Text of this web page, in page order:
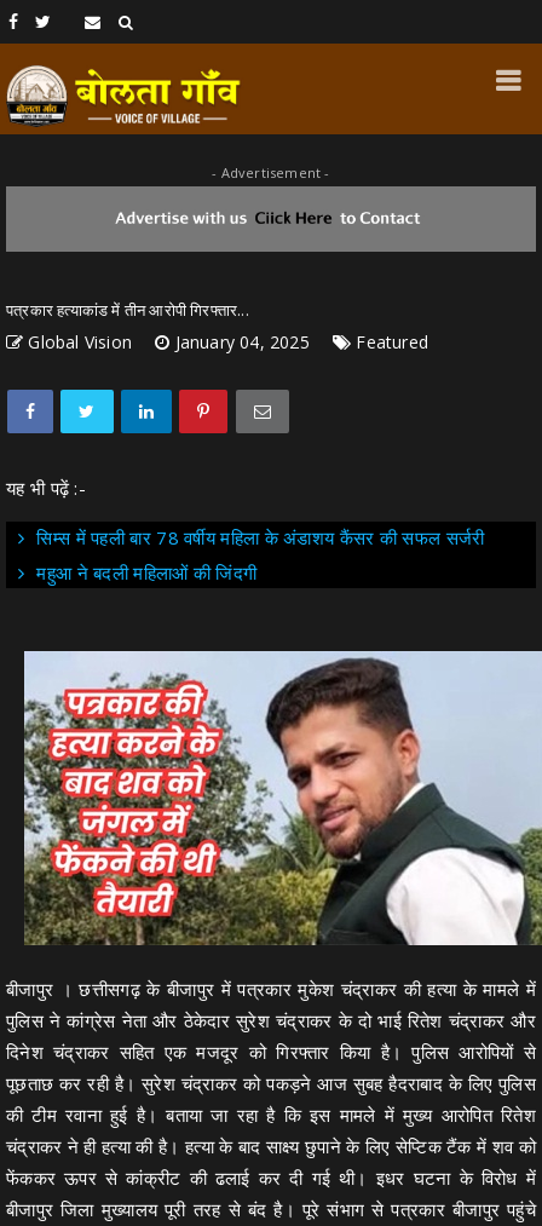
- Advertisement -
पत्रकार हत्याकांड में तीन आरोपी गिरफ्तार...
Global Vision January 04, 2025 Featured
यह भी पढ़ें :-
सिम्स में पहली बार 78 वर्षीय महिला के अंडाशय कैंसर की सफल सर्जरी
महुआ ने बदली महिलाओं की जिंदगी
बीजापुर । छत्तीसगढ़ के बीजापुर में पत्रकार मुकेश चंद्राकर की हत्या के मामले में
पुलिस ने कांग्रेस नेता और ठेकेदार सुरेश चंद्राकर के दो भाई रितेश चंद्राकर और
दिनेश चंद्राकर सहित एक मजदूर को गिरफ्तार किया है। पुलिस आरोपियों से
पूछताछ कर रही है। सुरेश चंद्राकर को पकड़ने आज सुबह हैदराबाद के लिए पुलिस
की टीम रवाना हुई है। बताया जा रहा है कि इस मामले में मुख्य आरोपित रितेश
चंद्राकर ने ही हत्या की है। हत्या के बाद साक्ष्य छुपाने के लिए सेप्टिक टैंक में शव को
फेंककर ऊपर से कांक्रीट की ढलाई कर दी गई थी। इधर घटना के विरोध में
बीजापुर जिला मुख्यालय पूरी तरह से बंद है। पूरे संभाग से पत्रकार बीजापुर पहुंचे